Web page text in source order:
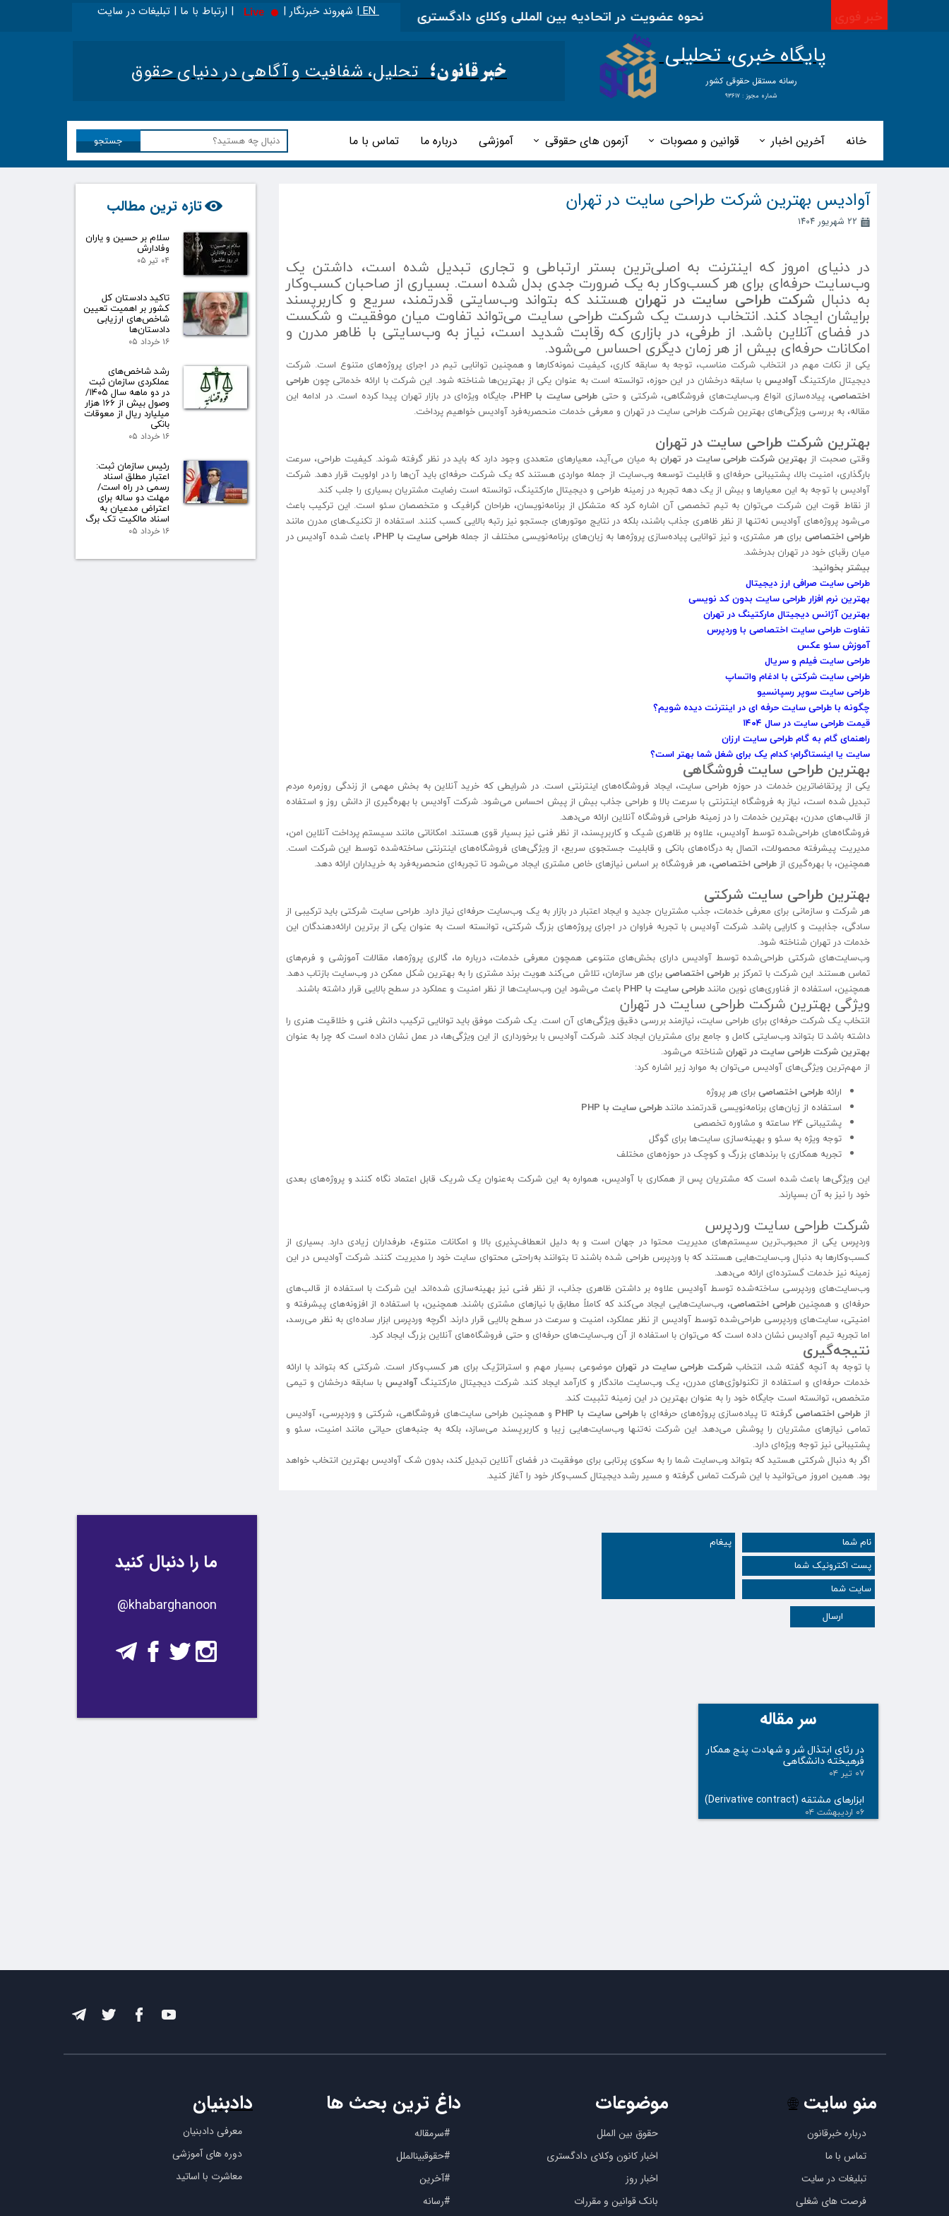
نحوه عضویت در اتحادیه بین المللی وکلای دادگستری| مطالب آموزشی را در اینجا بخوانید - ویژه حقوقدانان|تحلیل اخبار خبر فوری EN | شهروند خبرنگار | | ارتباط با ما | تبلیغات در سایت
Live
پایگاه خبری، تحلیلی
​​​​رسانه مستقل حقوقی کشور
شماره مجوز : ۹۳۶۱۷
خبرقانون؛ تحلیل، شفافیت و آگاهی در دنیای حقوق​​​​​​​
خانه آخرین اخبار قوانین و مصوبات آزمون های حقوقی آموزشی درباره ما تماس با ما جستجو
آوادیس بهترین شرکت طراحی سایت در تهران
۲۲ شهریور ۱۴۰۴
در دنیای امروز که اینترنت به اصلی‌ترین بستر ارتباطی و تجاری تبدیل شده است، داشتن یک
وب‌سایت حرفه‌ای برای هر کسب‌وکار به یک ضرورت جدی بدل شده است. بسیاری از صاحبان کسب‌وکار
به دنبال شرکت طراحی سایت در تهران هستند که بتواند وب‌سایتی قدرتمند، سریع و کاربرپسند
برایشان ایجاد کند. انتخاب درست یک شرکت طراحی سایت می‌تواند تفاوت میان موفقیت و شکست
در فضای آنلاین باشد. از طرفی، در بازاری که رقابت شدید است، نیاز به وب‌سایتی با ظاهر مدرن و
امکانات حرفه‌ای بیش از هر زمان دیگری احساس می‌شود.
یکی از نکات مهم در انتخاب شرکت مناسب، توجه به سابقه کاری، کیفیت نمونه‌کارها و همچنین توانایی تیم در اجرای پروژه‌های متنوع است. شرکت
دیجیتال مارکتینگآوادیس با سابقه درخشان در این حوزه، توانسته است به عنوان یکی از بهترین‌ها شناخته شود. این شرکت با ارائه خدماتی چون طراحی
اختصاصی، پیاده‌سازی انواع وب‌سایت‌های فروشگاهی، شرکتی و حتی طراحی سایت با PHP
، جایگاه ویژه‌ای در بازار تهران پیدا کرده است. در ادامه این
مقاله، به بررسی ویژگی‌های بهترین شرکت طراحی سایت در تهران و معرفی خدمات منحصربه‌فرد آوادیس خواهیم پرداخت.
بهترین شرکت طراحی سایت در تهران
وقتی صحبت از بهترین شرکت طراحی سایت در تهران به میان می‌آید، معیارهای متعددی وجود دارد که باید در نظر گرفته شوند. کیفیت طراحی، سرعت
بارگذاری، امنیت بالا، پشتیبانی حرفه‌ای و قابلیت توسعه وب‌سایت از جمله مواردی هستند که یک شرکت حرفه‌ای باید آن‌ها را در اولویت قرار دهد. شرکت
آوادیس با توجه به این معیارها و بیش از یک دهه تجربه در زمینه طراحی و دیجیتال مارکتینگ، توانسته است رضایت مشتریان بسیاری را جلب کند.
از نقاط قوت این شرکت می‌توان به تیم تخصصی آن اشاره کرد که متشکل از برنامه‌نویسان، طراحان گرافیک و متخصصان سئو است. این ترکیب باعث
می‌شود پروژه‌های آوادیس نه‌تنها از نظر ظاهری جذاب باشند، بلکه در نتایج موتورهای جستجو نیز رتبه بالایی کسب کنند. استفاده از تکنیک‌های مدرن مانند
طراحی اختصاصی برای هر مشتری، و نیز توانایی پیاده‌سازی پروژه‌ها به زبان‌های برنامه‌نویسی مختلف از جملهطراحی سایت با PHP
، باعث شده آوادیس در
میان رقبای خود در تهران بدرخشد.
بیشتر بخوانید:
طراحی سایت صرافی ارز دیجیتال
بهترین نرم افزار طراحی سایت بدون کد نویسی
بهترین آژانس دیجیتال مارکتینگ در تهران
تفاوت طراحی سایت اختصاصی با وردپرس
آموزش سئو عکس
طراحی سایت فیلم و سریال
طراحی سایت شرکتی با ادغام واتساپ
طراحی سایت سوپر رسپانسیو
چگونه با طراحی سایت حرفه ‌ای در اینترنت دیده شویم؟
قیمت طراحی سایت در سال ۱۴۰۴
راهنمای گام‌ به ‌گام طراحی سایت ارزان
سایت یا اینستاگرام؛ کدام یک برای شغل شما بهتر است؟
بهترین طراحی سایت فروشگاهی
یکی از پرتقاضاترین خدمات در حوزه طراحی سایت، ایجاد فروشگاه‌های اینترنتی است. در شرایطی که خرید آنلاین به بخش مهمی از زندگی روزمره مردم
تبدیل شده است، نیاز به فروشگاه اینترنتی با سرعت بالا و طراحی جذاب بیش از پیش احساس می‌شود. شرکت آوادیس با بهره‌گیری از دانش روز و استفاده
از قالب‌های مدرن، بهترین خدمات را در زمینه طراحی فروشگاه آنلاین ارائه می‌دهد.
فروشگاه‌های طراحی‌شده توسط آوادیس، علاوه بر ظاهری شیک و کاربرپسند، از نظر فنی نیز بسیار قوی هستند. امکاناتی مانند سیستم پرداخت آنلاین امن،
مدیریت پیشرفته محصولات، اتصال به درگاه‌های بانکی و قابلیت جستجوی سریع، از ویژگی‌های فروشگاه‌های اینترنتی ساخته‌شده توسط این شرکت است.
همچنین، با بهره‌گیری از طراحی اختصاصی، هر فروشگاه بر اساس نیازهای خاص مشتری ایجاد می‌شود تا تجربه‌ای منحصربه‌فرد به خریداران ارائه دهد.
بهترین طراحی سایت شرکتی
هر شرکت و سازمانی برای معرفی خدمات، جذب مشتریان جدید و ایجاد اعتبار در بازار به یک وب‌سایت حرفه‌ای نیاز دارد. طراحی سایت شرکتی باید ترکیبی از
سادگی، جذابیت و کارایی باشد. شرکت آوادیس با تجربه فراوان در اجرای پروژه‌های بزرگ شرکتی، توانسته است به عنوان یکی از برترین ارائه‌دهندگان این
خدمات در تهران شناخته شود.
وب‌سایت‌های شرکتی طراحی‌شده توسط آوادیس دارای بخش‌های متنوعی همچون معرفی خدمات، درباره ما، گالری پروژه‌ها، مقالات آموزشی و فرم‌های
تماس هستند. این شرکت با تمرکز بر طراحی اختصاصیبرای هر سازمان، تلاش می‌کند هویت برند مشتری را به بهترین شکل ممکن در وب‌سایت بازتاب دهد.
همچنین، استفاده از فناوری‌های نوین مانندطراحی سایت با PHP باعث می‌شود این وب‌سایت‌ها از نظر امنیت و عملکرد در سطح بالایی قرار داشته باشند.
ویژگی بهترین شرکت طراحی سایت در تهران
انتخاب یک شرکت حرفه‌ای برای طراحی سایت، نیازمند بررسی دقیق ویژگی‌های آن است. یک شرکت موفق باید توانایی ترکیب دانش فنی و خلاقیت هنری را
داشته باشد تا بتواند وب‌سایتی کامل و جامع برای مشتریان ایجاد کند. شرکت آوادیس با برخورداری از این ویژگی‌ها، در عمل نشان داده است که چرا به عنوان
بهترین شرکت طراحی سایت در تهرانشناخته می‌شود.
از مهم‌ترین ویژگی‌های آوادیس می‌توان به موارد زیر اشاره کرد:
ارائه طراحی اختصاصیبرای هر پروژه
استفاده از زبان‌های برنامه‌نویسی قدرتمند مانندطراحی سایت با PHP
پشتیبانی 24 ساعته و مشاوره تخصصی
توجه ویژه به سئو و بهینه‌سازی سایت‌ها برای گوگل
تجربه همکاری با برندهای بزرگ و کوچک در حوزه‌های مختلف
این ویژگی‌ها باعث شده است که مشتریان پس از همکاری با آوادیس، همواره به این شرکت به‌عنوان یک شریک قابل اعتماد نگاه کنند و پروژه‌های بعدی
خود را نیز به آن بسپارند.
شرکت طراحی سایت وردپرس
وردپرس یکی از محبوب‌ترین سیستم‌های مدیریت محتوا در جهان است و به دلیل انعطاف‌پذیری بالا و امکانات متنوع، طرفداران زیادی دارد. بسیاری از
کسب‌وکارها به دنبال وب‌سایت‌هایی هستند که با وردپرس طراحی شده باشند تا بتوانند به‌راحتی محتوای سایت خود را مدیریت کنند. شرکت آوادیس در این
زمینه نیز خدمات گسترده‌ای ارائه می‌دهد.
وب‌سایت‌های وردپرسی ساخته‌شده توسط آوادیس علاوه بر داشتن ظاهری جذاب، از نظر فنی نیز بهینه‌سازی شده‌اند. این شرکت با استفاده از قالب‌های
حرفه‌ای و همچنینطراحی اختصاصی، وب‌سایت‌هایی ایجاد می‌کند که کاملاً مطابق با نیازهای مشتری باشند. همچنین، با استفاده از افزونه‌های پیشرفته و
امنیتی، سایت‌های وردپرسی طراحی‌شده توسط آوادیس از نظر عملکرد، امنیت و سرعت در سطح بالایی قرار دارند. اگرچه وردپرس ابزار ساده‌ای به نظر می‌رسد،
اما تجربه تیم آوادیس نشان داده است که می‌توان با استفاده از آن وب‌سایت‌های حرفه‌ای و حتی فروشگاه‌های آنلاین بزرگ ایجاد کرد.
نتیجه‌گیری
با توجه به آنچه گفته شد، انتخابشرکت طراحی سایت در تهرانموضوعی بسیار مهم و استراتژیک برای هر کسب‌وکار است. شرکتی که بتواند با ارائه
خدمات حرفه‌ای و استفاده از تکنولوژی‌های مدرن، یک وب‌سایت ماندگار و کارآمد ایجاد کند. شرکت دیجیتال مارکتینگآوادیس با سابقه درخشان و تیمی
متخصص، توانسته است جایگاه خود را به عنوان بهترین در این زمینه تثبیت کند.
از طراحی اختصاصی گرفته تا پیاده‌سازی پروژه‌های حرفه‌ای باطراحی سایت با PHP
و همچنین طراحی سایت‌های فروشگاهی، شرکتی و وردپرسی، آوادیس
تمامی نیازهای مشتریان را پوشش می‌دهد. این شرکت نه‌تنها وب‌سایت‌هایی زیبا و کاربرپسند می‌سازد، بلکه به جنبه‌های حیاتی مانند امنیت، سئو و
پشتیبانی نیز توجه ویژه‌ای دارد.
اگر به دنبال شرکتی هستید که بتواند وب‌سایت شما را به سکوی پرتابی برای موفقیت در فضای آنلاین تبدیل کند، بدون شک آوادیس بهترین انتخاب خواهد
بود. همین امروز می‌توانید با این شرکت تماس گرفته و مسیر رشد دیجیتال کسب‌وکار خود را آغاز کنید.
ارسال
تازه ترین مطالب
سلام بر حسین و یاران
وفادارش
۰۴ تیر ۰۵
تاکید دادستان کل
کشور بر اهمیت تعیین
شاخص‌های ارزیابی
دادستان‌ها
۱۶ خرداد ۰۵
رشد شاخص‌های
عملکردی سازمان ثبت
در دو ماهه سال ۱۴۰۵/
وصول بیش از ۱۶۶ هزار
میلیارد ریال از معوقات
بانکی
۱۶ خرداد ۰۵
رئیس سازمان ثبت:
اعتبار مطلق اسناد
رسمی در راه است/
مهلت دو ساله برای
اعتراض مدعیان به
اسناد مالکیت تک برگ
۱۶ خرداد ۰۵
سر مقاله
در رثای ابتذال شر و شهادت پنج همکار
فرهیخته دانشگاهی
۰۷ تیر ۰۴
ابزارهای مشتقه (Derivative contract)
۰۶ اردیبهشت ۰۴
​​@khabarghanoon
ما را دنبال کنید
درباره خبرقانون
تماس با ما
تبلیغات در سایت
فرصت های شغلی
منو سایت 🌐
معرفی دادبنیان
دوره های آموزشی
معاشرت با اساتید
دادبنیان
حقوق بین الملل
اخبار کانون وکلای دادگستری
اخبار روز
بانک قوانین و مقررات
موضوعات
#سرمقاله
#حقوقبینالملل
#آخرین
#رسانه
داغ ترین بحث ها